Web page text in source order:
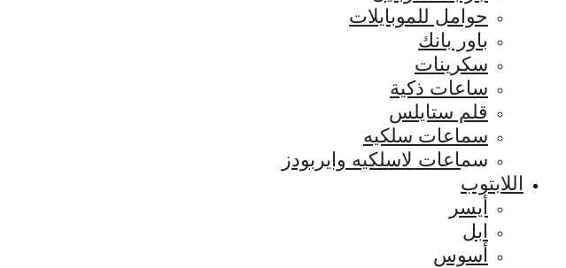
حوامل للموبايلات
باور بانك
سكرينات
ساعات ذكية
قلم ستايلس
سماعات سلكيه
سماعات لاسلكيه وايربودز
اللابتوب
أيسر
ابل
أسوس